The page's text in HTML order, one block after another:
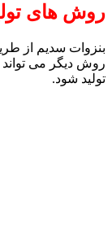
روش های
بنزوات سدیم از
روش دیگر می تواند
تولید شود.